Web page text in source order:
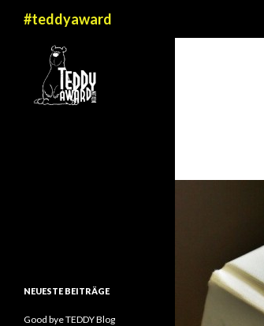
#teddyaward
NEUESTE BEITRÄGE
Good bye TEDDY Blog